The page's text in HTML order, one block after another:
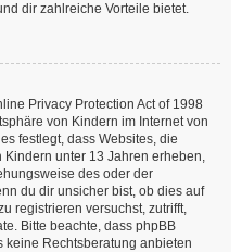
dir zahlreiche Vorteile bietet.
Privacy Protection Act of 1998
von Kindern im Internet von
festlegt, dass Websites, die
unter 13 Jahren erheben,
des oder der
du dir unsicher bist, ob dies auf
registrieren versuchst, zutrifft,
Bitte beachte, dass phpBB
keine Rechtsberatung anbieten